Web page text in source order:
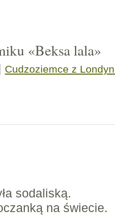
«Beksa lala»
Cudzoziemce z
sodaliską.
na świecie.